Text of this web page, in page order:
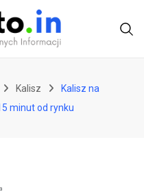
Kalisz
Kalisz na
minut od rynku